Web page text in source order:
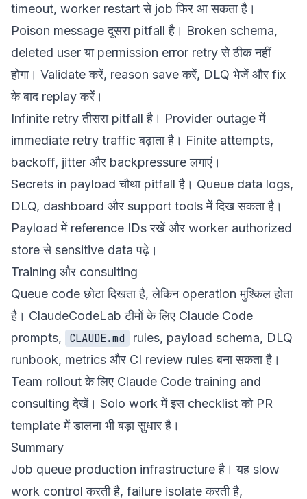
timeout, worker restart से job फिर आ सकता है।
Poison message दूसरा pitfall है। Broken schema,
deleted user या permission error retry से ठीक नहीं
होगा। Validate करें, reason save करें, DLQ भेजें और fix
के बाद replay करें।
Infinite retry तीसरा pitfall है। Provider outage में
immediate retry traffic बढ़ाता है। Finite attempts,
backoff, jitter और backpressure लगाएं।
Secrets in payload चौथा pitfall है। Queue data logs,
DLQ, dashboard और support tools में दिख सकता है।
Payload में reference IDs रखें और worker authorized
store से sensitive data पढ़े।
Training और consulting
Queue code छोटा दिखता है, लेकिन operation मुश्किल होता
है। ClaudeCodeLab टीमों के लिए Claude Code
prompts,
CLAUDE.md
rules, payload schema, DLQ
runbook, metrics और CI review rules बना सकता है।
Team rollout के लिए Claude Code training and
consulting देखें। Solo work में इस checklist को PR
template में डालना भी बड़ा सुधार है।
Summary
Job queue production infrastructure है। यह slow
work control करती है, failure isolate करती है,